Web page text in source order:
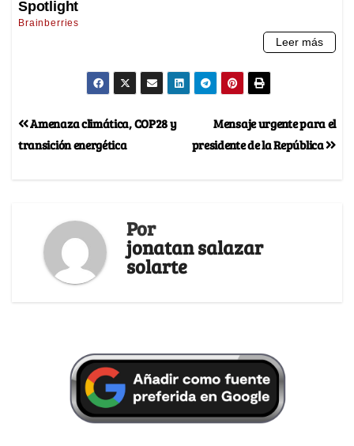
Mensaje urgente para el
presidente de la República
Amenaza climática, COP28 y
transición energética
Por
jonatan salazar
solarte